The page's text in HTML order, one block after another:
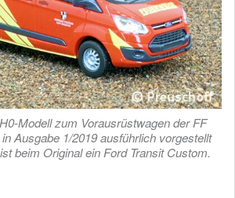
Modell zum Vorausrüstwagen der FF
Ausgabe 1/2019 ausführlich vorgestellt
beim Original ein Ford Transit Custom.